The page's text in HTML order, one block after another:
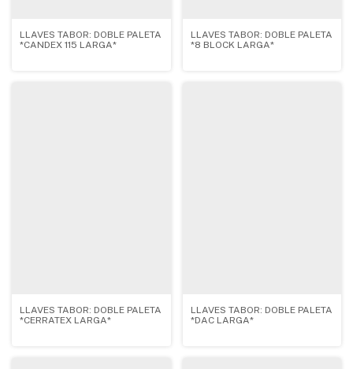
LLAVES TABOR: DOBLE PALETA
*CANDEX 115 LARGA*
LLAVES TABOR: DOBLE PALETA
*8 BLOCK LARGA*
LLAVES TABOR: DOBLE PALETA
*CERRATEX LARGA*
LLAVES TABOR: DOBLE PALETA
*DAC LARGA*